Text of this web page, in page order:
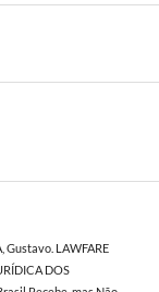
Gustavo. LAWFARE
DOS